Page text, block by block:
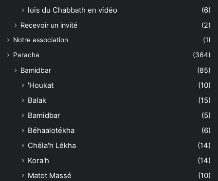
lois du Chabbath en vidéo (6)
Recevoir un invité (2)
Notre association
(1)
Paracha
(364)
Bamidbar (85)
'Houkat
(10)
Balak
(15)
Bamidbar
(5)
Béhaalotékha
(6)
Chéla'h Lékha
(14)
Kora'h
(14)
Matot Massé
(10)